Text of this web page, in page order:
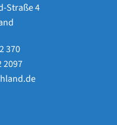
Straße 4
370
2097